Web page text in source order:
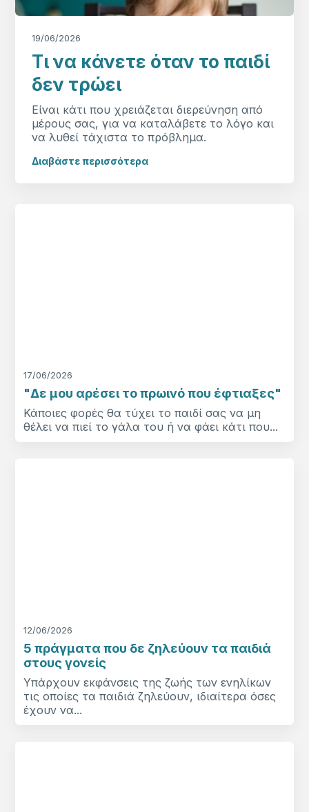
19/06/2026
Τι να κάνετε όταν το παιδί
δεν τρώει
Είναι κάτι που χρειάζεται διερεύνηση από
μέρους σας, για να καταλάβετε το λόγο και
να λυθεί τάχιστα το πρόβλημα.
Διαβάστε περισσότερα
17/06/2026
"Δε μου αρέσει το πρωινό που έφτιαξες"
Κάποιες φορές θα τύχει το παιδί σας να μη
θέλει να πιεί το γάλα του ή να φάει κάτι που...
12/06/2026
5 πράγματα που δε ζηλεύουν τα παιδιά
στους γονείς
Υπάρχουν εκφάνσεις της ζωής των ενηλίκων
τις οποίες τα παιδιά ζηλεύουν, ιδιαίτερα όσες
έχουν να...